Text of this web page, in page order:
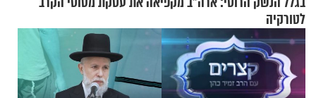
לטורקיה